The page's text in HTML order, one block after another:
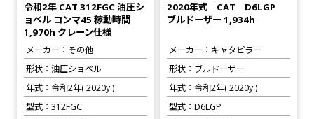
令和2年 CAT 312FGC 油圧シ
ョベル コンマ45 稼動時間
1,970h クレーン仕様
メーカー
その他
形状
油圧ショベル
年式
令和2年( 2020y )
型式
312FGC
2020年式 CAT D6LGP
ブルドーザー 1,934h
メーカー
キャタピラー
形状
ブルドーザー
年式
令和2年( 2020y )
型式
D6LGP